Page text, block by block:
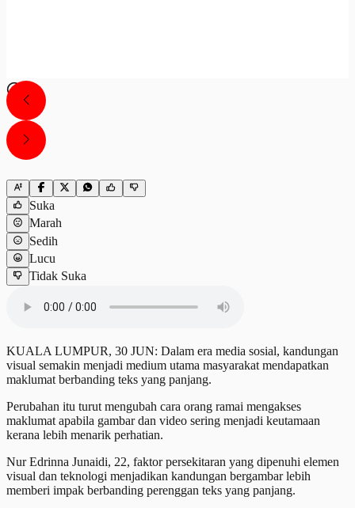
Suka
Marah
Sedih
Lucu
Tidak Suka
KUALA LUMPUR, 30 JUN: Dalam era media sosial, kandungan
visual semakin menjadi medium utama masyarakat mendapatkan
maklumat berbanding teks yang panjang.
Perubahan itu turut mengubah cara orang ramai mengakses
maklumat apabila gambar dan video sering menjadi keutamaan
kerana lebih menarik perhatian.
Nur Edrinna Junaidi, 22, faktor persekitaran yang dipenuhi elemen
visual dan teknologi menjadikan kandungan bergambar lebih
memberi impak berbanding perenggan teks yang panjang.